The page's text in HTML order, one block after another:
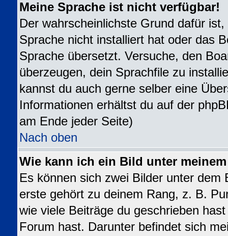
Meine Sprache ist nicht verfügbar!
Der wahrscheinlichste Grund dafür
Sprache nicht installiert hat oder das
Sprache übersetzt. Versuche, den
überzeugen, dein Sprachfile zu
kannst du auch gerne selber eine
Informationen erhältst du auf der
am Ende jeder Seite)
Nach oben
Wie kann ich ein Bild unter
Es können sich zwei Bilder unter dem
erste gehört zu deinem Rang, z. B.
wie viele Beiträge du geschrieben
Forum hast. Darunter befindet sich